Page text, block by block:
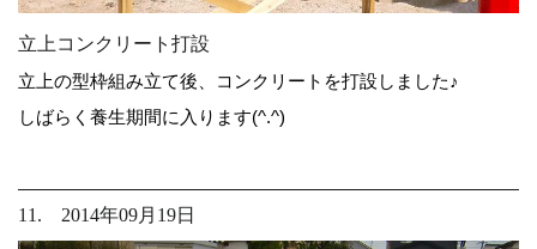
立上コンクリート打設
立上の型枠組み立て後、コンクリートを打設しました♪
しばらく養生期間に入ります(^.^)
11. 2014年09月19日